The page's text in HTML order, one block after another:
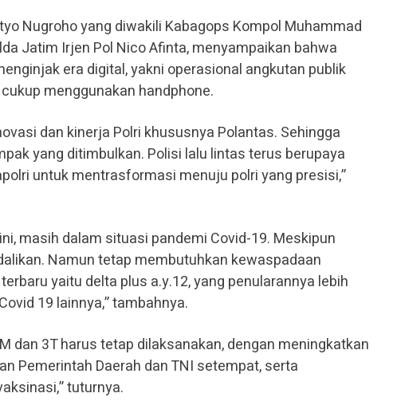
Nugroho yang diwakili Kabagops Kompol Muhammad
Jatim Irjen Pol Nico Afinta, menyampaikan bahwa
era digital, yakni operasional angkutan publik
menggunakan handphone.
dan kinerja Polri khususnya Polantas. Sehingga
yang ditimbulkan. Polisi lalu lintas terus berupaya
untuk mentrasformasi menuju polri yang presisi,”
masih dalam situasi pandemi Covid-19. Meskipun
Namun tetap membutuhkan kewaspadaan
yaitu delta plus a.y.12, yang penularannya lebih
19 lainnya,” tambahnya.
dan 3T harus tetap dilaksanakan, dengan meningkatkan
Pemerintah Daerah dan TNI setempat, serta
tuturnya.